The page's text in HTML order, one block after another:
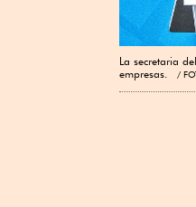
La secretaria
empresas.